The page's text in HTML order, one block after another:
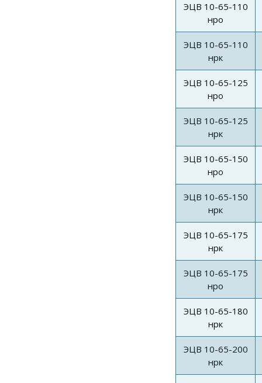
ЭЦВ 10-65-110
нро
ЭЦВ 10-65-110
нрк
ЭЦВ 10-65-125
нро
ЭЦВ 10-65-125
нрк
ЭЦВ 10-65-150
нро
ЭЦВ 10-65-150
нрк
ЭЦВ 10-65-175
нрк
ЭЦВ 10-65-175
нро
ЭЦВ 10-65-180
нрк
ЭЦВ 10-65-200
нрк